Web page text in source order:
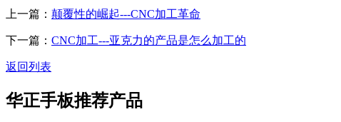
上一篇： 颠覆性的崛起---CNC加工革命
下一篇： CNC加工---亚克力的产品是怎么加工的
返回列表
华正手板推荐产品